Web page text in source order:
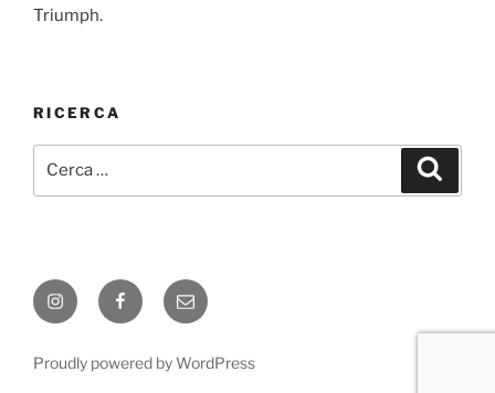
Triumph.
RICERCA
InstagramFacebook
E-
mail
Proudly powered by WordPress